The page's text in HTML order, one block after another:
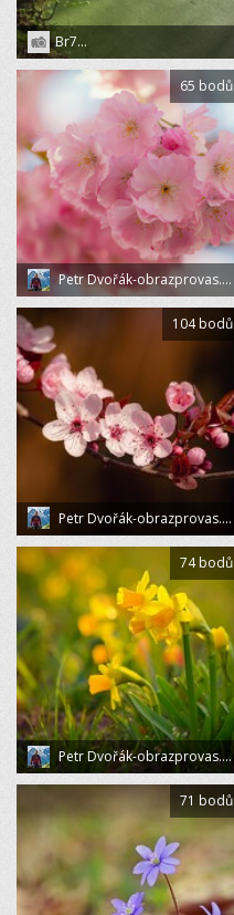
Br7...
Petr Dvořák-obrazprovas.cz
65 bodů
Petr Dvořák-obrazprovas.cz
104 bodů
Petr Dvořák-obrazprovas.cz
74 bodů
71 bodů